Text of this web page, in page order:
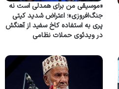
«موسیقی من برای همدلی است نه
جنگ‌افروزی»؛ اعتراض شدید کیتی
پری به استفاده کاخ سفید از آهنگش
در ویدئوی حملات نظامی